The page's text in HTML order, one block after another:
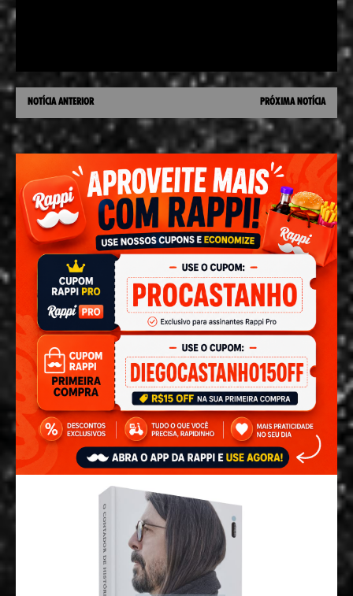
NOTÍCIA ANTERIOR PRÓXIMA NOTÍCIA